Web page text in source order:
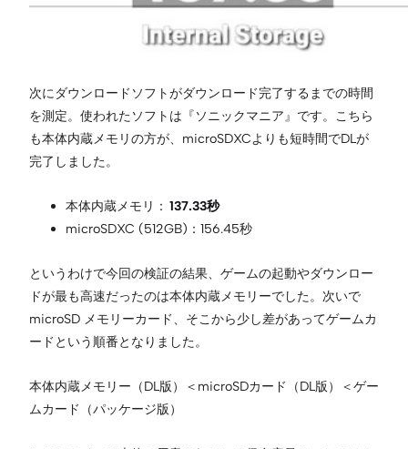
次にダウンロードソフトがダウンロード完了するまでの時間
を測定。使われたソフトは『ソニックマニア』です。こちら
も本体内蔵メモリの方が、microSDXCよりも短時間でDLが
完了しました。
本体内蔵メモリ： 137.33秒
microSDXC (512GB)：156.45秒
というわけで今回の検証の結果、ゲームの起動やダウンロー
ドが最も高速だったのは本体内蔵メモリーでした。次いで
microSD メモリーカード、そこから少し差があってゲームカ
ードという順番となりました。
本体内蔵メモリー（DL版）＜microSDカード（DL版）＜ゲー
ムカード（パッケージ版）